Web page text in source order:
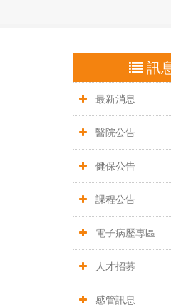
訊
最新消息
醫院公告
健保公告
課程公告
電子病歷專區
人才招募
感管訊息